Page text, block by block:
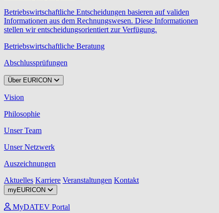
Betriebswirtschaftliche Entscheidungen basieren auf validen
Informationen aus dem Rechnungswesen. Diese Informationen
stellen wir entscheidungsorientiert zur Verfügung.
Betriebswirtschaftliche Beratung
Abschlussprüfungen
Über EURICON
Vision
Philosophie
Unser Team
Unser Netzwerk
Auszeichnungen
Aktuelles Karriere Veranstaltungen Kontakt
myEURICON
MyDATEV Portal